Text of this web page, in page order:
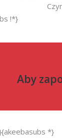
!*}
Aby
*}